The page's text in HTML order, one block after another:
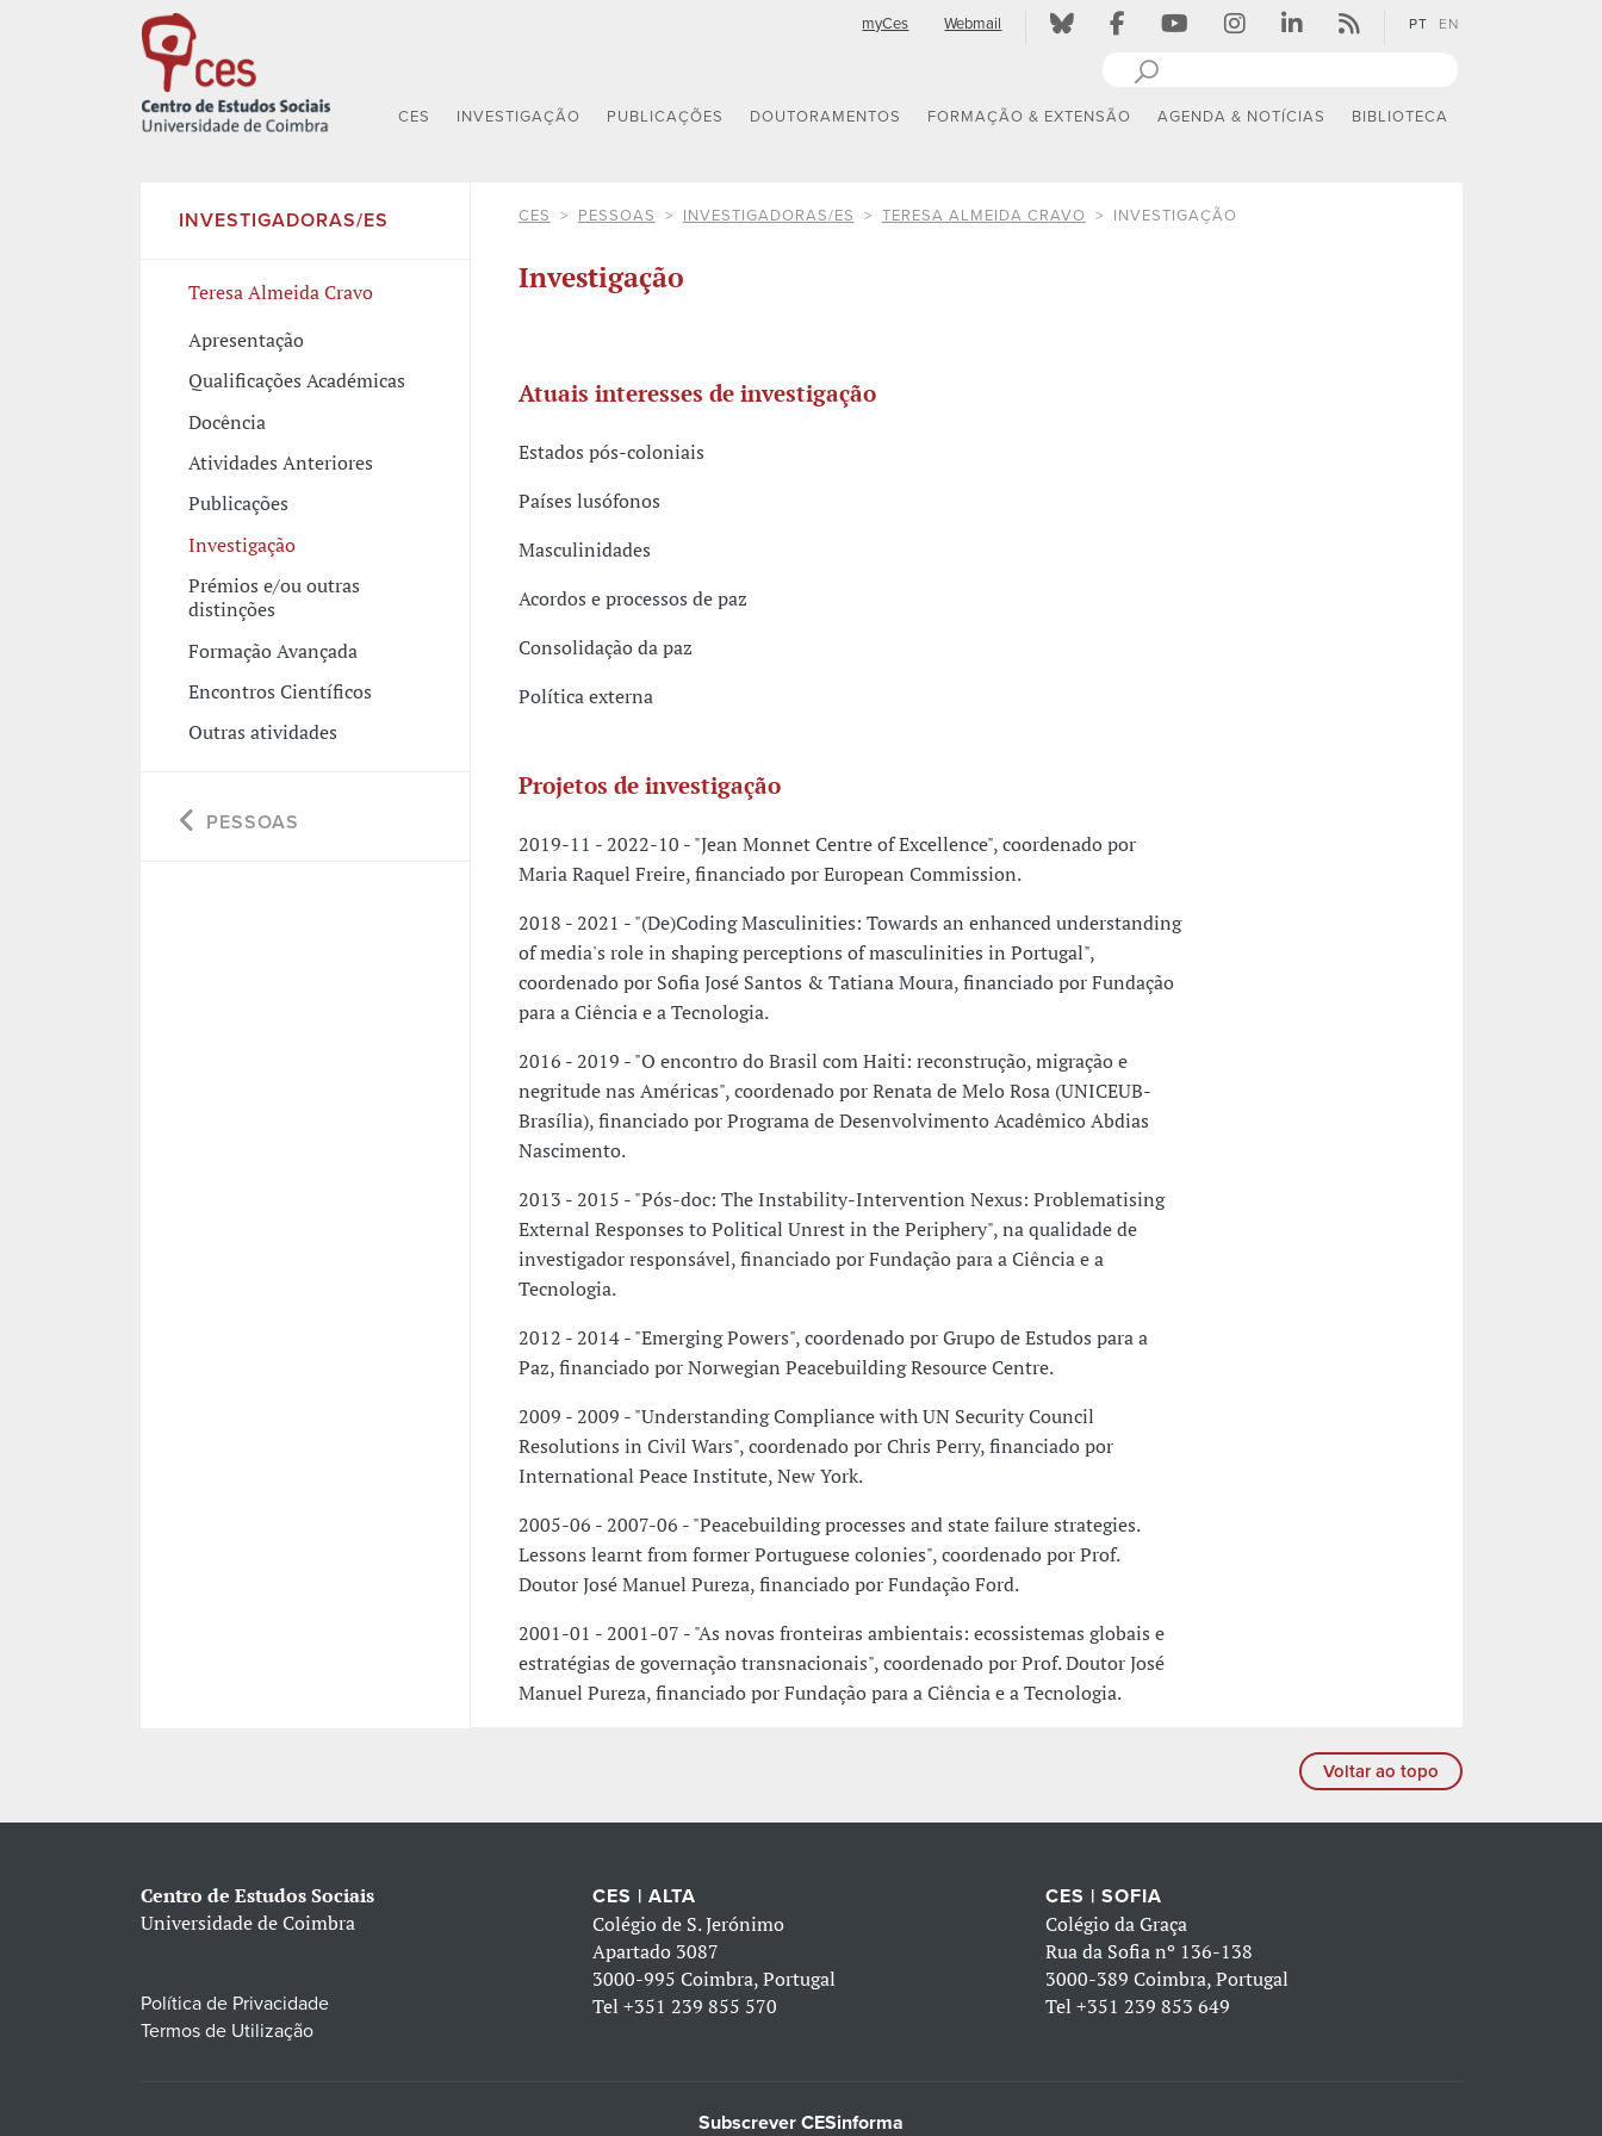
myCes Webmail PT EN
CES INVESTIGAÇÃO PUBLICAÇÕES DOUTORAMENTOS FORMAÇÃO & EXTENSÃO AGENDA & NOTÍCIAS BIBLIOTECA
INVESTIGADORAS/ES
Teresa Almeida Cravo
Apresentação
Qualificações Académicas
Docência
Atividades Anteriores
Publicações
Investigação
Prémios e/ou outras
distinções
Formação Avançada
Encontros Científicos
Outras atividades
PESSOAS
CES PESSOAS INVESTIGADORAS/ES TERESA ALMEIDA CRAVO INVESTIGAÇÃO
Investigação
Atuais interesses de investigação
Estados pós-coloniais
Países lusófonos
Masculinidades
Acordos e processos de paz
Consolidação da paz
Política externa
Projetos de investigação
2019-11 - 2022-10 - "Jean Monnet Centre of Excellence", coordenado por
Maria Raquel Freire, financiado por European Commission.
2018 - 2021 - "(De)Coding Masculinities: Towards an enhanced understanding
of media's role in shaping perceptions of masculinities in Portugal",
coordenado por Sofia José Santos & Tatiana Moura, financiado por Fundação
para a Ciência e a Tecnologia.
2016 - 2019 - "O encontro do Brasil com Haiti: reconstrução, migração e
negritude nas Américas", coordenado por Renata de Melo Rosa (UNICEUB-
Brasília), financiado por Programa de Desenvolvimento Acadêmico Abdias
Nascimento.
2013 - 2015 - "Pós-doc: The Instability-Intervention Nexus: Problematising
External Responses to Political Unrest in the Periphery", na qualidade de
investigador responsável, financiado por Fundação para a Ciência e a
Tecnologia.
2012 - 2014 - "Emerging Powers", coordenado por Grupo de Estudos para a
Paz, financiado por Norwegian Peacebuilding Resource Centre.
2009 - 2009 - "Understanding Compliance with UN Security Council
Resolutions in Civil Wars", coordenado por Chris Perry, financiado por
International Peace Institute, New York.
2005-06 - 2007-06 - "Peacebuilding processes and state failure strategies.
Lessons learnt from former Portuguese colonies", coordenado por Prof.
Doutor José Manuel Pureza, financiado por Fundação Ford.
2001-01 - 2001-07 - "As novas fronteiras ambientais: ecossistemas globais e
estratégias de governação transnacionais", coordenado por Prof. Doutor José
Manuel Pureza, financiado por Fundação para a Ciência e a Tecnologia.
Voltar ao topo
Centro de Estudos Sociais
Universidade de Coimbra
Política de Privacidade
Termos de Utilização
CES | ALTA
Colégio de S. Jerónimo
Apartado 3087
3000-995 Coimbra, Portugal
Tel+351 239 855 570
CES | SOFIA
Colégio da Graça
Rua da Sofia nº 136-138
3000-389 Coimbra, Portugal
Tel +351 239 853 649
Subscrever CESinforma